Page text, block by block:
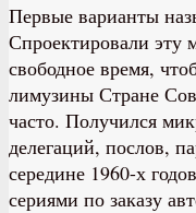
Первые варианты
Спроектировали эту
свободное время,
лимузины Стране
часто. Получился
делегаций, послов,
середине 1960-х
сериями по заказу